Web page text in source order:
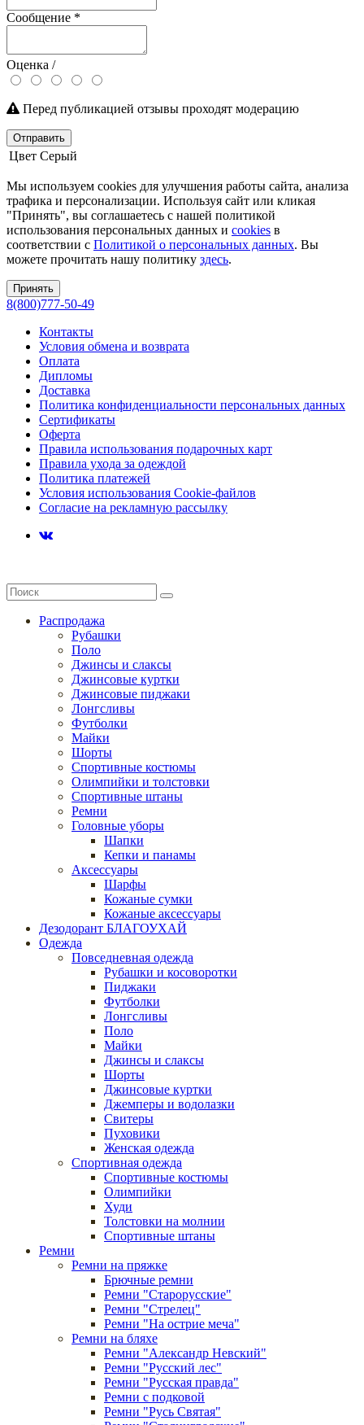
Сообщение *
Оценка /
Перед публикацией отзывы проходят модерацию
Отправить
Цвет Серый
Мы используем cookies для улучшения работы сайта, анализа
трафика и персонализации. Используя сайт или кликая
"Принять", вы соглашаетесь с нашей политикой
использования персональных данных и cookies в
соответствии с Политикой о персональных данных. Вы
можете прочитать нашу политику здесь.
Принять
8(800)777-50-49
Контакты
Условия обмена и возврата
Оплата
Дипломы
Доставка
Политика конфиденциальности персональных данных
Сертификаты
Оферта
Правила использования подарочных карт
Правила ухода за одеждой
Политика платежей
Условия использования Cookie-файлов
Согласие на рекламную рассылку
Распродажа
Рубашки
Поло
Джинсы и слаксы
Джинсовые куртки
Джинсовые пиджаки
Лонгсливы
Футболки
Майки
Шорты
Спортивные костюмы
Олимпийки и толстовки
Спортивные штаны
Ремни
Головные уборы
Шапки
Кепки и панамы
Аксессуары
Шарфы
Кожаные сумки
Кожаные аксессуары
Дезодорант БЛАГОУХАЙ
Одежда
Повседневная одежда
Рубашки и косоворотки
Пиджаки
Футболки
Лонгсливы
Поло
Майки
Джинсы и слаксы
Шорты
Джинсовые куртки
Джемперы и водолазки
Свитеры
Пуховики
Женская одежда
Спортивная одежда
Спортивные костюмы
Олимпийки
Худи
Толстовки на молнии
Спортивные штаны
Ремни
Ремни на пряжке
Брючные ремни
Ремни "Старорусские"
Ремни "Стрелец"
Ремни "На острие меча"
Ремни на бляхе
Ремни "Александр Невский"
Ремни "Русский лес"
Ремни "Русская правда"
Ремни с подковой
Ремни "Русь Святая"